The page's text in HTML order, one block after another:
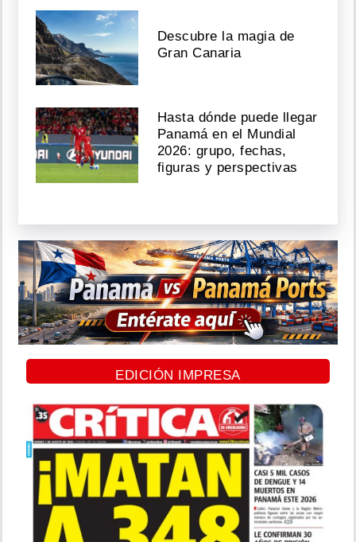
Descubre la magia de
Gran Canaria
Hasta dónde puede llegar
Panamá en el Mundial
2026: grupo, fechas,
figuras y perspectivas
EDICIÓN IMPRESA